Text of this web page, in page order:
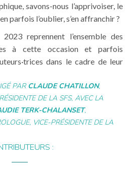
savons-nous l’apprivoiser, le
parfois l’oublier, s’en affranchir ?
reprennent l’ensemble des
à cette occasion et parfois
dans le cadre de leur
PAR CLAUDE CHATILLON,
DE LA SFS, AVEC LA
TERK-CHALANSET,
VICE-PRÉSIDENTE DE LA
: